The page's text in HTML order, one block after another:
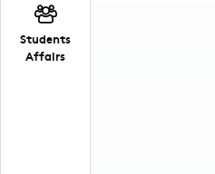
Students
Affairs